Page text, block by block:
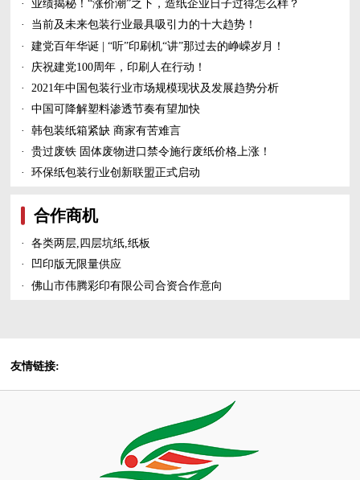
·
业绩揭秘！“涨价潮”之下，造纸企业日子过得怎么样？
·
当前及未来包装行业最具吸引力的十大趋势！
·
建党百年华诞 | “听”印刷机“讲”那过去的峥嵘岁月！
·
庆祝建党100周年，印刷人在行动！
·
2021年中国包装行业市场规模现状及发展趋势分析
·
中国可降解塑料渗透节奏有望加快
·
韩包装纸箱紧缺 商家有苦难言
·
贵过废铁 固体废物进口禁令施行废纸价格上涨！
·
环保纸包装行业创新联盟正式启动
合作商机
·
各类两层,四层坑纸,纸板
·
凹印版无限量供应
·
佛山市伟腾彩印有限公司合资合作意向
友情链接: